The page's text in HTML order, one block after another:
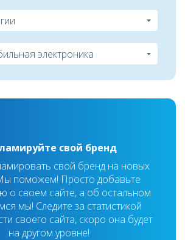
свой бренд
свой бренд на новых
поможем! Просто добавьте
о своем сайте, а об остальном
мы! Следите за статистикой
своего сайта, скоро она будет
на другом уровне!